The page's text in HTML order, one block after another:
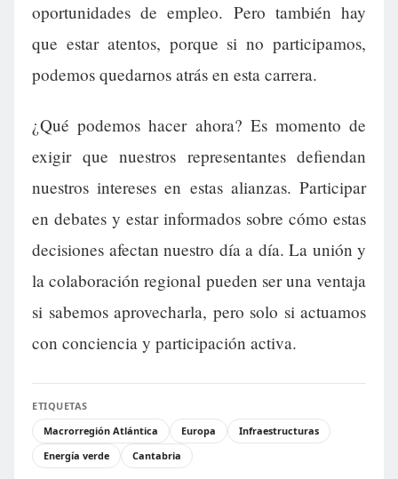
oportunidades de empleo. Pero también hay
que estar atentos, porque si no participamos,
podemos quedarnos atrás en esta carrera.
¿Qué podemos hacer ahora? Es momento de
exigir que nuestros representantes defiendan
nuestros intereses en estas alianzas. Participar
en debates y estar informados sobre cómo estas
decisiones afectan nuestro día a día. La unión y
la colaboración regional pueden ser una ventaja
si sabemos aprovecharla, pero solo si actuamos
con conciencia y participación activa.
ETIQUETAS
Macrorregión Atlántica
Europa
Infraestructuras
Energía verde
Cantabria